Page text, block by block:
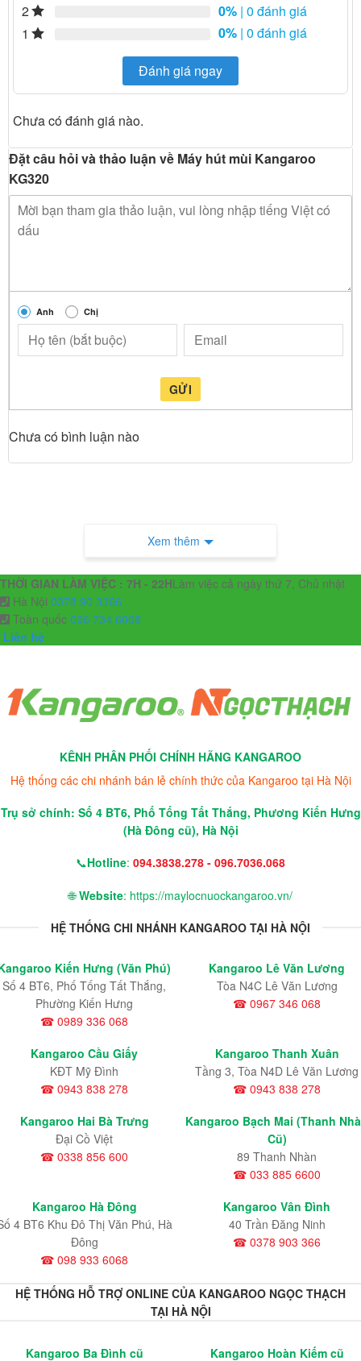
2
0% | 0 đánh giá
1
0% | 0 đánh giá
Đánh giá ngay
Chưa có đánh giá nào.
Đặt câu hỏi và thảo luận về Máy hút mùi Kangaroo
KG320
Anh Chị
GỬI
Chưa có bình luận nào
Xem thêm
THỜI GIAN LÀM VIỆC : 7H - 22HLàm việc cả ngày thứ 7, Chủ nhật
Hà Nội 0378 90 3366
Toàn quốc 096 734 6068
Liên hệ
KÊNH PHÂN PHỐI CHÍNH HÃNG KANGAROO
Hệ thống các chi nhánh bán lẻ chính thức của Kangaroo tại Hà Nội
Trụ sở chính: Số 4 BT6, Phố Tống Tất Thắng, Phương Kiến Hưng
(Hà Đông cũ), Hà Nội
📞Hotline: 094.3838.278 - 096.7036.068
🌐Website: https://maylocnuockangaroo.vn/
HỆ THỐNG CHI NHÁNH KANGAROO TẠI HÀ NỘI
Kiến Hưng (Văn Phú)
Số 4 BT6, Phố Tống Tất Thắng,
Phường Kiến Hưng
☎ 0989 336 068
Kangaroo Lê Văn Lương
Tòa N4C Lê Văn Lương
☎ 0967 346 068
Kangaroo Cầu Giấy
KĐT Mỹ Đình
☎ 0943 838 278
Kangaroo Thanh Xuân
Tầng 3, Tòa N4D Lê Văn Lương
☎ 0943 838 278
Kangaroo Hai Bà Trưng
Đại Cồ Việt
☎ 0338 856 600
Kangaroo Bạch Mai (Thanh
Cũ)
89 Thanh Nhàn
☎ 033 885 6600
Kangaroo Hà Đông
4 BT6 Khu Đô Thị Văn Phú, Hà
Đông
☎ 098 933 6068
Kangaroo Vân Đình
40 Trần Đăng Ninh
☎ 0378 903 366
HỆ THỐNG HỖ TRỢ ONLINE CỦA KANGAROO NGỌC THẠCH
TẠI HÀ NỘI
Kangaroo Ba Đình cũ Kangaroo Hoàn Kiếm cũ